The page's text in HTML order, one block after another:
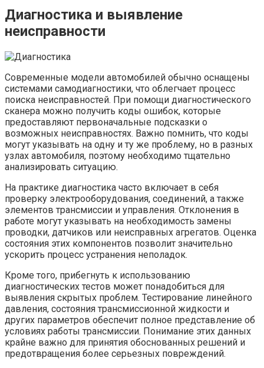
Диагностика и выявление
неисправности
Современные модели автомобилей обычно оснащены
системами самодиагностики, что облегчает процесс
поиска неисправностей. При помощи диагностического
сканера можно получить коды ошибок, которые
предоставляют первоначальные подсказки о
возможных неисправностях. Важно помнить, что коды
могут указывать на одну и ту же проблему, но в разных
узлах автомобиля, поэтому необходимо тщательно
анализировать ситуацию.
На практике диагностика часто включает в себя
проверку электрооборудования, соединений, а также
элементов трансмиссии и управления. Отклонения в
работе могут указывать на необходимость замены
проводки, датчиков или неисправных агрегатов. Оценка
состояния этих компонентов позволит значительно
ускорить процесс устранения неполадок.
Кроме того, прибегнуть к использованию
диагностических тестов может понадобиться для
выявления скрытых проблем. Тестирование линейного
давления, состояния трансмиссионной жидкости и
других параметров обеспечит полное представление об
условиях работы трансмиссии. Понимание этих данных
крайне важно для принятия обоснованных решений и
предотвращения более серьезных повреждений.